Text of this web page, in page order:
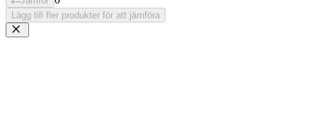
Lägg till fler produkter för att jämföra